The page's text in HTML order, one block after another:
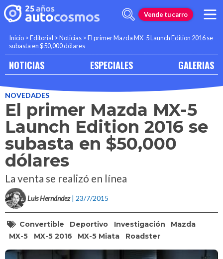
Vende tu carro
Inicio >Editorial >Noticias >El primer Mazda MX-5 Launch Edition 2016 se
subasta en $50,000 dólares
NOTICIAS ESPECIALES GALERIAS
NOVEDADES
El primer Mazda MX-5
Launch Edition 2016 se
subasta en $50,000
dólares
La venta se realizó en línea
Luis Hernández | 23/7/2015
Convertible Deportivo Investigación
Mazda
MX-5
MX-5 2016 MX-5 Miata Roadster